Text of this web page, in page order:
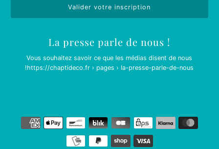
La presse parle de nous !
Vous souhaitez savoir ce que les médias disent de nous
!https://chaptideco.fr › pages › la-presse-parle-de-nous